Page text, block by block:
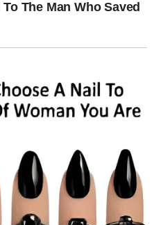
Ipak, pazi da ne preuzmeš
vreme i energija su
nisi čuo može ti probuditi
perspektivu.
fizički možeš osetiti blagi